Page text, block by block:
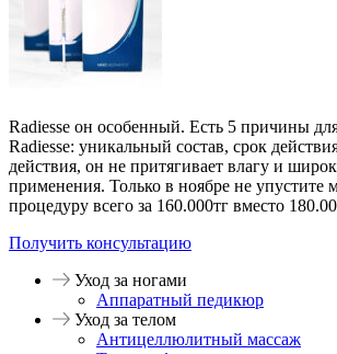
Radiesse он особенный. Есть 5 причины
Radiesse: уникальный состав, срок
действия, он не притягивает влагу и
применения. Только в ноябре не упустите
процедуру всего за 160.000тг вместо
Получить консультацию
Уход за ногами
Аппаратный педикюр
Уход за телом
Антицеллюлитный массаж